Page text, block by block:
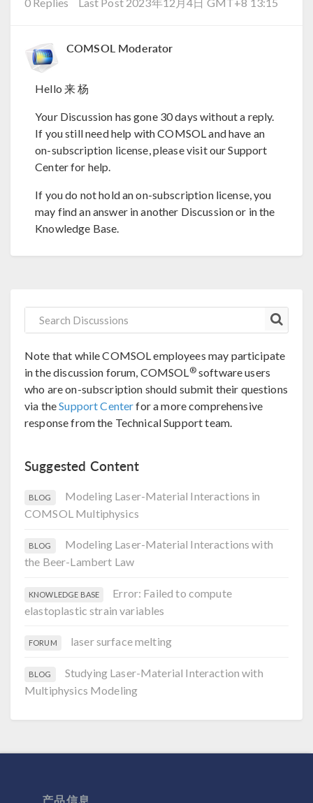
COMSOL Moderator
Hello 来 杨
Your Discussion has gone 30 days without a reply.
If you still need help with COMSOL and have an
on-subscription license, please visit our Support
Center for help.
If you do not hold an on-subscription license, you
may find an answer in another Discussion or in the
Knowledge Base.
Note that while COMSOL employees may participate
in the discussion forum, COMSOL®software users
who are on-subscription should submit their questions
via theSupport Centerfor a more comprehensive
response from the Technical Support team.
Suggested Content
BLOG
Modeling Laser-Material Interactions in
COMSOL Multiphysics
BLOG
Modeling Laser-Material Interactions with
the Beer-Lambert Law
KNOWLEDGE BASE
Error: Failed to compute
elastoplastic strain variables
FORUM laser surface melting
BLOG
Studying Laser-Material Interaction with
Multiphysics Modeling
产品信息